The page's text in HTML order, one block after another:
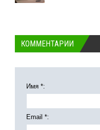
КОММЕНТАРИИ
Имя *:
Email *: